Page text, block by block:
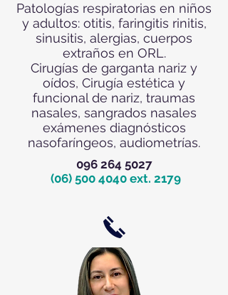
Patologías respiratorias en niños
y adultos: otitis, faringitis rinitis,
sinusitis, alergias, cuerpos
extraños en ORL.
Cirugías de garganta nariz y
oídos, Cirugía estética y
funcional de nariz, traumas
nasales, sangrados nasales
exámenes diagnósticos
nasofaríngeos, audiometrías.
096 264 5027
(06) 500 4040 ext. 2179